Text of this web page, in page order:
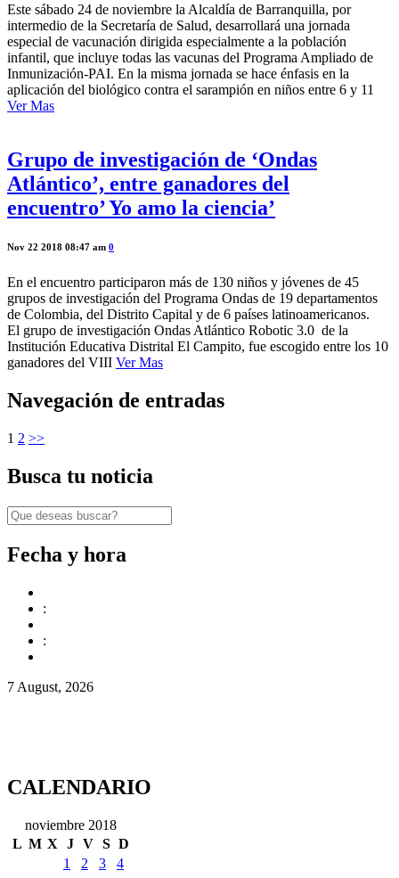
Este sábado 24 de noviembre la Alcaldía de Barranquilla, por
intermedio de la Secretaría de Salud, desarrollará una jornada
especial de vacunación dirigida especialmente a la población
infantil, que incluye todas las vacunas del Programa Ampliado de
Inmunización-PAI. En la misma jornada se hace énfasis en la
aplicación del biológico contra el sarampión en niños entre 6 y 11
Ver Mas
Grupo de investigación de ‘Ondas
Atlántico’, entre ganadores del
encuentro’ Yo amo la ciencia’
Nov 22 2018 08:47 am 0
En el encuentro participaron más de 130 niños y jóvenes de 45
grupos de investigación del Programa Ondas de 19 departamentos
de Colombia, del Distrito Capital y de 6 países latinoamericanos.
El grupo de investigación Ondas Atlántico Robotic 3.0 de la
Institución Educativa Distrital El Campito, fue escogido entre los 10
ganadores del VIII Ver Mas
Navegación de entradas
1 2 >>
Busca tu noticia
Fecha y hora
:
:
7 August, 2026
CALENDARIO
noviembre 2018
L M X J V S D
1
2 3
4